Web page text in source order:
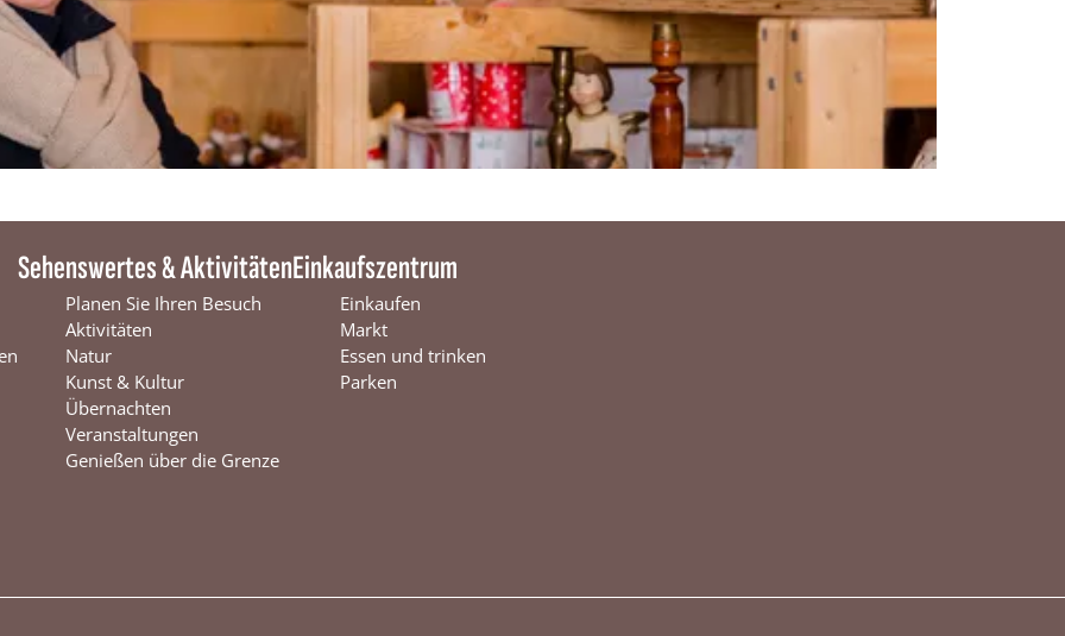
Sehenswertes & Aktivitäten
Planen Sie Ihren Besuch
Aktivitäten
Natur
Kunst & Kultur
Übernachten
Veranstaltungen
Genießen über die Grenze
Einkaufszentrum
Einkaufen
Markt
Essen und trinken
Parken